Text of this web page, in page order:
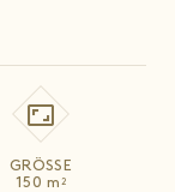
GRÖSSE
150m 2